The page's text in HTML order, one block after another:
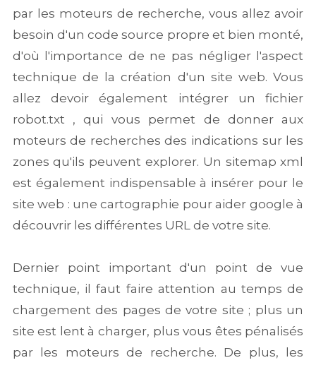
par les moteurs de recherche, vous allez avoir
besoin d'un code source propre et bien monté,
d'où l'importance de ne pas négliger l'aspect
technique de la création d'un site web. Vous
allez devoir également intégrer un fichier
robot.txt , qui vous permet de donner aux
moteurs de recherches des indications sur les
zones qu'ils peuvent explorer. Un sitemap xml
est également indispensable à insérer pour le
site web : une cartographie pour aider google à
découvrir les différentes URL de votre site.
Dernier point important d'un point de vue
technique, il faut faire attention au temps de
chargement des pages de votre site ; plus un
site est lent à charger, plus vous êtes pénalisés
par les moteurs de recherche. De plus, les